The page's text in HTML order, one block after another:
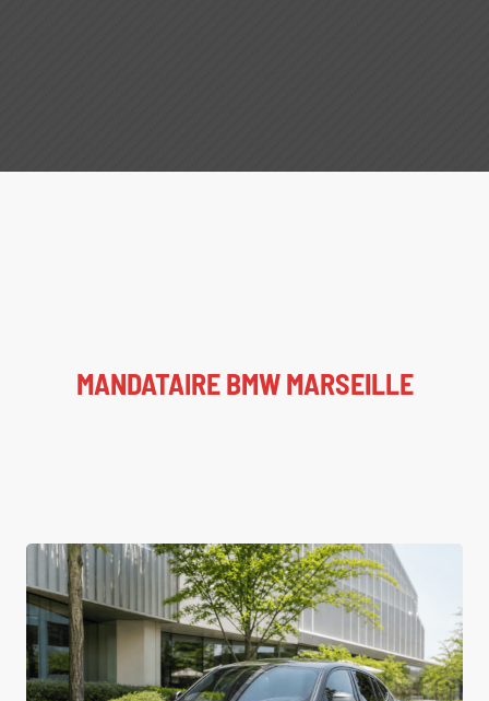
MANDATAIRE BMW MARSEILLE